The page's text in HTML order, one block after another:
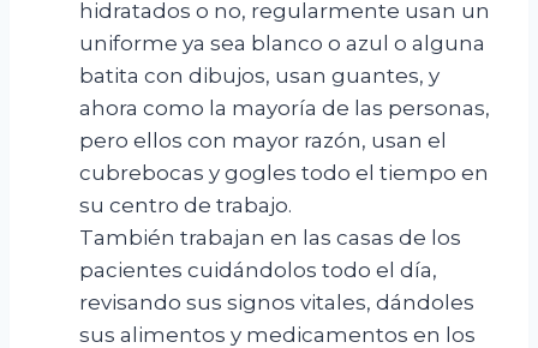
hidratados o no, regularmente usan un
uniforme ya sea blanco o azul o alguna
batita con dibujos, usan guantes, y
ahora como la mayoría de las personas,
pero ellos con mayor razón, usan el
cubrebocas y gogles todo el tiempo en
su centro de trabajo.
También trabajan en las casas de los
pacientes cuidándolos todo el día,
revisando sus signos vitales, dándoles
sus alimentos y medicamentos en los